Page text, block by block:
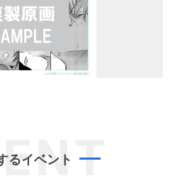
るイベント